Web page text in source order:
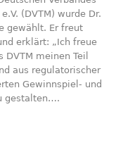
(DVTM) wurde Dr.
gewählt. Er freut
erklärt: „Ich freue
meinen Teil
aus regulatorischer
Gewinnspiel- und
gestalten….